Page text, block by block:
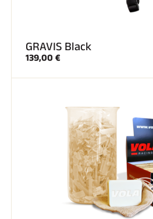
GRAVIS Black
139,00 €